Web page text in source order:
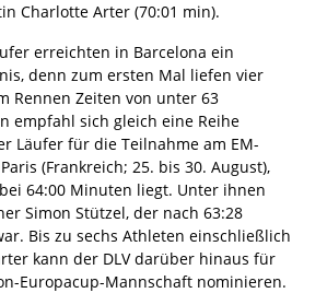
Charlotte Arter (70:01 min).
erreichten in Barcelona ein
denn zum ersten Mal liefen vier
Rennen Zeiten von unter 63
empfahl sich gleich eine Reihe
Läufer für die Teilnahme am EM-
(Frankreich; 25. bis 30. August),
64:00 Minuten liegt. Unter ihnen
Simon Stützel, der nach 63:28
Bis zu sechs Athleten einschließlich
kann der DLV darüber hinaus für
Europacup-Mannschaft nominieren.